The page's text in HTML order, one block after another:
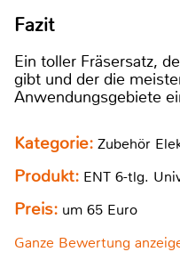
Fazit
Ein toller Fräsersatz,
gibt und der die
Anwendungsgebiete
Kategorie: Zubehör
Produkt: ENT 6-tlg.
Preis: um 65 Euro
Ganze Bewertung